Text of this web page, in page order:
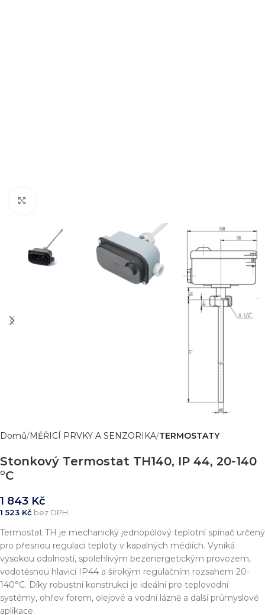
Domů MĚŘICÍ PRVKY A SENZORIKA TERMOSTATY
Stonkový Termostat TH140, IP 44, 20-140
°C
1 843 Kč
1 523 Kč bez DPH
Termostat TH je mechanický jednopólový teplotní spínač určený
pro přesnou regulaci teploty v kapalných médiích. Vyniká
vysokou odolností, spolehlivým bezenergetickým provozem,
vodotěsnou hlavicí IP44 a širokým regulačním rozsahem 20-
140°C. Díky robustní konstrukci je ideální pro teplovodní
systémy, ohřev forem, olejové a vodní lázně a další průmyslové
aplikace.